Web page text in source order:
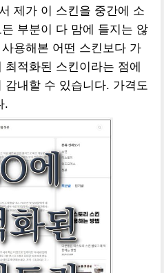
제가 이 스킨을 중간에 소
부분이 다 맘에 들지는 않
용해본 어떤 스킨보다 가
적화된 스킨이라는 점에
감내할 수 있습니다. 가격도
.